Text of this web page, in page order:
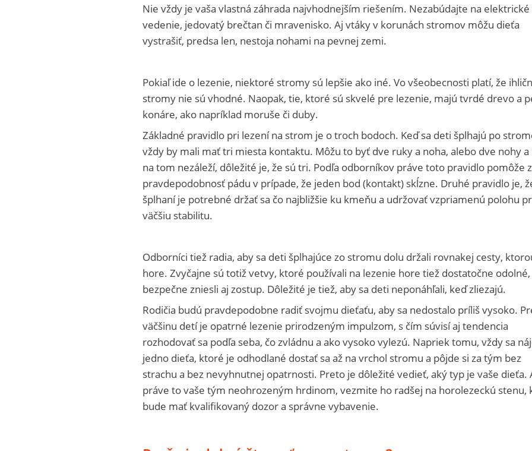
Nie vždy je vaša vlastná záhrada najvhodnejším riešením. Nezabúdajte na elektrické
vedenie, jedovatý brečtan či mravenisko. Aj vtáky v korunách stromov môžu dieťa
vystrašiť, predsa len, nestoja nohami na pevnej zemi.
Pokiaľ ide o lezenie, niektoré stromy sú lepšie ako iné. Vo všeobecnosti platí, že
stromy nie sú vhodné. Naopak, tie, ktoré sú skvelé pre lezenie, majú tvrdé drevo a
konáre, ako napríklad moruše či duby.
Základné pravidlo pri lezení na strom je o troch bodoch. Keď sa deti šplhajú po
vždy by mali mať tri miesta kontaktu. Môžu to byť dve ruky a noha, alebo dve nohy a
na tom nezáleží, dôležité je, že sú tri. Podľa odborníkov práve toto pravidlo pomôže
pravdepodobnosť pádu v prípade, že jeden bod (kontakt) skĺzne. Druhé pravidlo je,
šplhaní je potrebné držať sa čo najbližšie ku kmeňu a udržovať vzpriamenú polohu
väčšiu stabilitu.
Odborníci tiež radia, aby sa deti šplhajúce zo stromu dolu držali rovnakej cesty,
hore. Zvyčajne sú totiž vetvy, ktoré používali na lezenie hore tiež dostatočne
bezpečne zniesli aj zostup. Dôležité je tiež, aby sa deti neponáhľali, keď zliezajú.
Rodičia budú pravdepodobne radiť svojmu dieťaťu, aby sa nedostalo príliš vysoko.
väčšinu detí je opatrné lezenie prirodzeným impulzom, s čím súvisí aj tendencia
rozhodovať sa podľa seba, čo zvládnu a ako vysoko vylezú. Napriek tomu, vždy sa
jedno dieťa, ktoré je odhodlané dostať sa až na vrchol stromu a pôjde si za tým bez
strachu a bez nevyhnutnej opatrnosti. Preto je dôležité vedieť, aký typ je vaše dieťa.
práve to vaše tým neohrozeným hrdinom, vezmite ho radšej na horolezeckú stenu,
bude mať kvalifikovaný dozor a správne vybavenie.